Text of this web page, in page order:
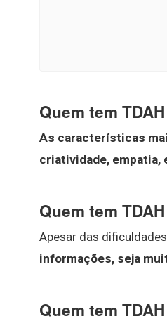
Quem tem
As características
criatividade, empatia,
Quem tem
Apesar das
informações, seja
Quem tem